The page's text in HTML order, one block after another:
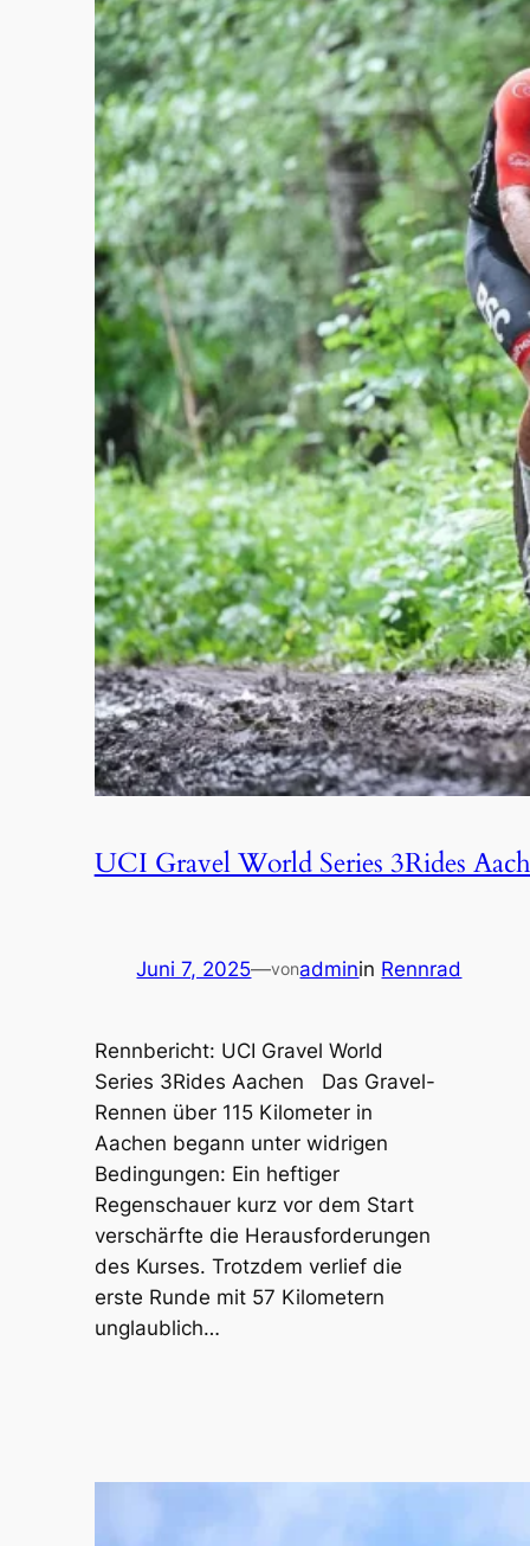
UCI Gravel World Series 3Rides
Juni 7, 2025—vonadminin Rennrad
Rennbericht: UCI Gravel World
Series 3Rides Aachen Das Gravel-
Rennen über 115 Kilometer in
Aachen begann unter widrigen
Bedingungen: Ein heftiger
Regenschauer kurz vor dem Start
verschärfte die Herausforderungen
des Kurses. Trotzdem verlief die
erste Runde mit 57 Kilometern
unglaublich…